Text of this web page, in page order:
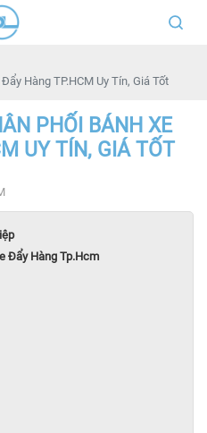
Hàng TP.HCM Uy Tín, Giá Tốt
PHỐI BÁNH XE
UY TÍN, GIÁ TỐT
Đẩy Hàng Tp.Hcm